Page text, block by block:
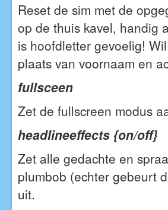
Reset de sim met de
op de thuis kavel, handig
is hoofdletter gevoelig!
plaats van voornaam en
fullsceen
Zet de fullscreen modus
headlineeffects {on/off}
Zet alle gedachte en
plumbob (echter gebeurt
uit.